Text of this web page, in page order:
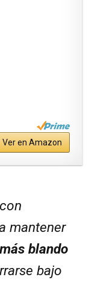
Ver en Amazon
mantener
más blando
bajo